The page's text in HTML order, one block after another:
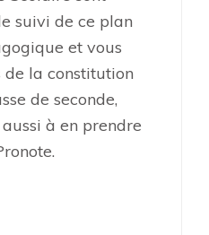
suivi de ce plan
et vous
la constitution
de seconde,
à en prendre